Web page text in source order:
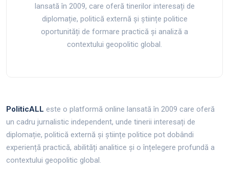
lansată în 2009, care oferă tinerilor interesați de
diplomație, politică externă și științe politice
oportunități de formare practică și analiză a
contextului geopolitic global.
PoliticALL este o platformă online lansată în 2009 care oferă
un cadru jurnalistic independent, unde tinerii interesați de
diplomație, politică externă și științe politice pot dobândi
experiență practică, abilități analitice și o înțelegere profundă a
contextului geopolitic global.